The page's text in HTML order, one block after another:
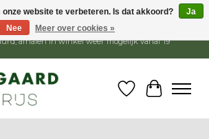
gesloten, webshop blijft open. Bestellingen
afhalen in winkel weer mogelijk vanaf 19
Verlanglijst
website te verbeteren. Is dat akkoord?
Ja
Nee
Meer over cookies »